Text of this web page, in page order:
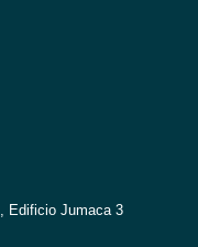
Edificio Jumaca 3